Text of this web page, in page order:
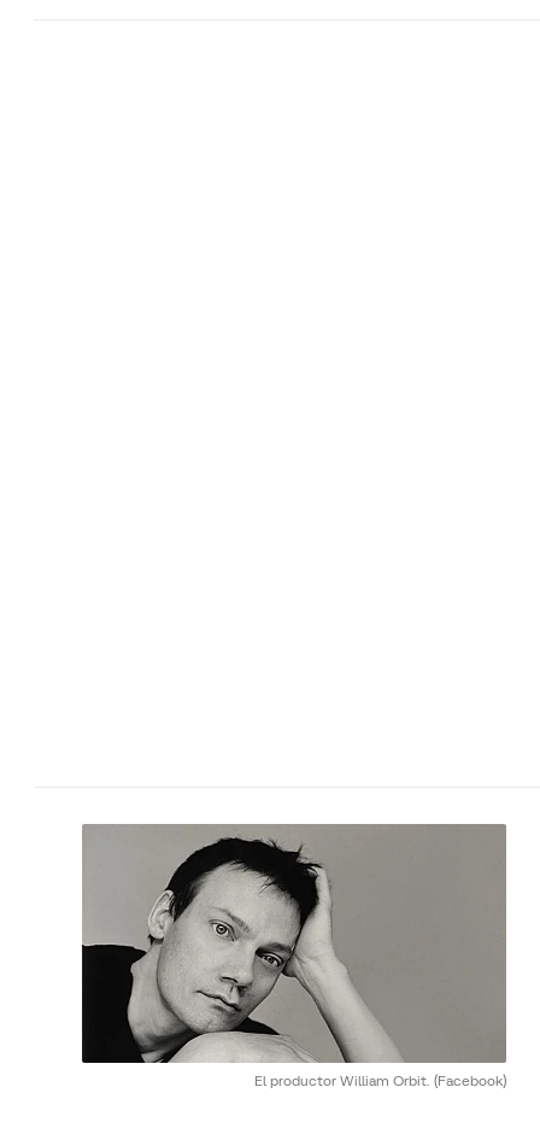
El productor William Orbit. (Facebook)